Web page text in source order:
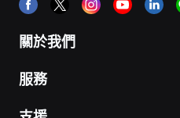
關於我們
服務